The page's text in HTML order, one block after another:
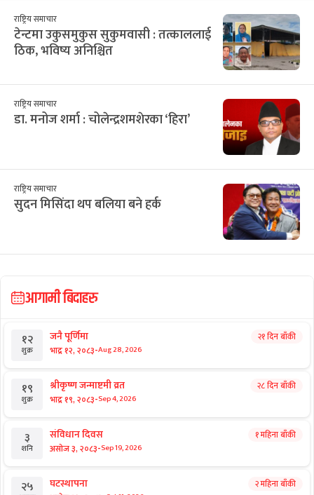
राष्ट्रिय समाचार
टेन्टमा उकुसमुकुस सुकुमवासी : तत्काललाई
ठिक, भविष्य अनिश्चित
राष्ट्रिय समाचार
डा. मनोज शर्मा : चोलेन्द्रशमशेरका ‘हिरा’
राष्ट्रिय समाचार
सुदन मिसिंदा थप बलिया बने हर्क
आगामी बिदाहरु
१२
शुक्र
जनै पूर्णिमा
भाद्र १२, २०८३-Aug 28, 2026
२१ दिन बाँकी
१९
शुक्र
श्रीकृष्ण जन्माष्टमी व्रत
भाद्र १९, २०८३-Sep 4, 2026
२८ दिन बाँकी
३
शनि
संविधान दिवस
असोज ३, २०८३-Sep 19, 2026
१ महिना बाँकी
२५ घटस्थापना २ महिना बाँकी